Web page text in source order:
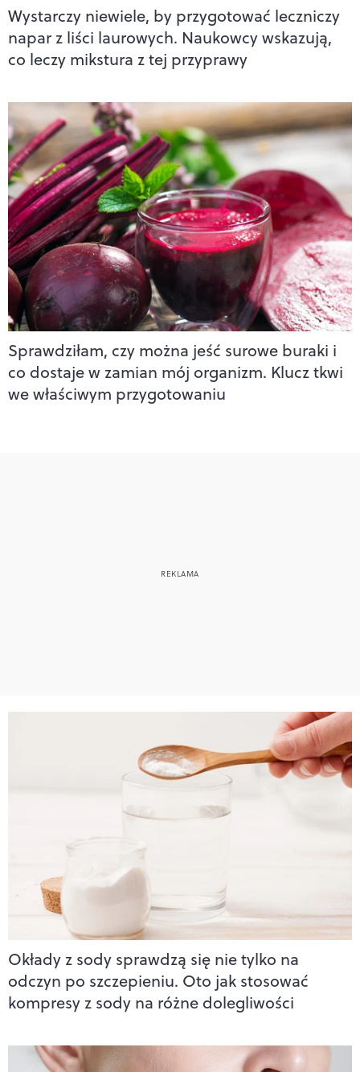
Wystarczy niewiele, by przygotować leczniczy
napar z liści laurowych. Naukowcy wskazują,
co leczy mikstura z tej przyprawy
Sprawdziłam, czy można jeść surowe buraki i
co dostaje w zamian mój organizm. Klucz tkwi
we właściwym przygotowaniu
Okłady z sody sprawdzą się nie tylko na
odczyn po szczepieniu. Oto jak stosować
kompresy z sody na różne dolegliwości